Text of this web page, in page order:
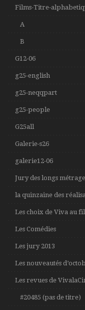
Films-Titre-
A
B
G12-06
g25-english
g25-neqqpart
g25-people
G25all
Galerie-s26
galerie12-06
Jury des longs
la quinzaine des
Les choix de Viva au
Les Comédies
Les jury 2013
Les nouveautés
Les revues de
#20485 (pas de titre)